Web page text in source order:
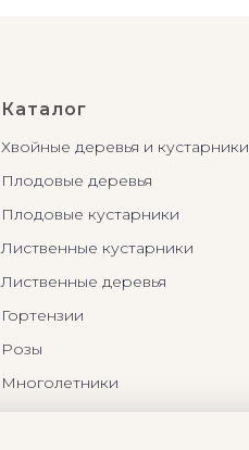
Каталог
Хвойные деревья и кустарники
Плодовые деревья
Плодовые кустарники
Лиственные кустарники
Лиственные деревья
Гортензии
Розы
Многолетники